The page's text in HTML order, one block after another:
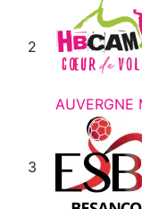
2
AUVERGNE
3